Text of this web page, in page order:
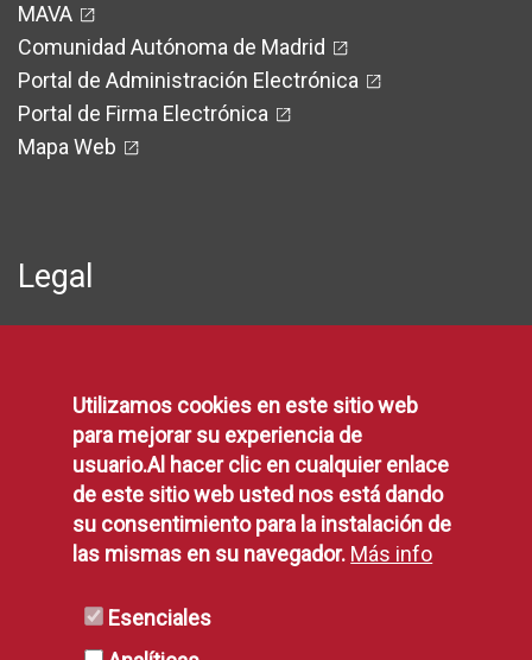
MAVA
Comunidad Autónoma de Madrid
Portal de Administración Electrónica
Portal de Firma Electrónica
Mapa Web
Legal
Aviso Legal
Disponibilidad
Declaración de Accesibilidad
Política de Cookies
Utilizamos cookies en este sitio web
para mejorar su experiencia de
usuario.Al hacer clic en cualquier enlace
de este sitio web usted nos está dando
su consentimiento para la instalación de
las mismas en su navegador. Más info
Esenciales